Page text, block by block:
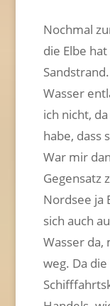
Nochmal
die Elbe
Wasser
ich nicht,
habe, dass
War mir
Gegensatz
Nordsee ja
sich auch
Wasser
weg. Da